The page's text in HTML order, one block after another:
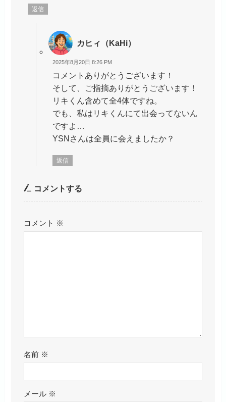
返信
カヒィ（KaHi）
2025年8月20日 8:26 PM
コメントありがとうございます！
そして、ご指摘ありがとうございます！
リキくん含めて全4体ですね。
でも、私はリキくんにて出会ってないん
ですよ…
YSNさんは全員に会えましたか？
返信
コメントする
コメント ※
名前 ※
メール ※